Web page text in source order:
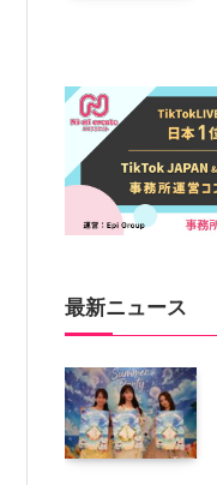
最新ニュース